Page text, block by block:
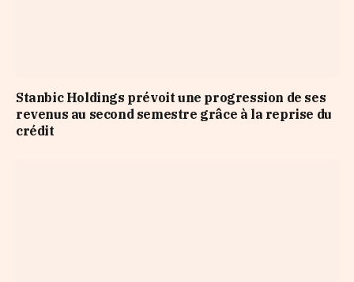
Stanbic Holdings prévoit une progression de ses
revenus au second semestre grâce à la reprise du
crédit